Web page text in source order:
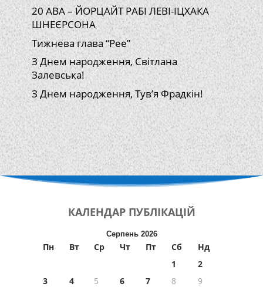
20 АВА – ЙОРЦАЙТ РАБІ ЛЕВІ-ІЦХАКА
ШНЕЄРСОНА
Тижнева глава “Рее”
З Днем народження, Світлана
Залевська!
З Днем народження, Тув’я Фрадкін!
КАЛЕНДАР ПУБЛІКАЦІЙ
Серпень 2026
Пн Вт Ср Чт Пт Сб
Нд
1
2
3
4 5 6 7 8
9